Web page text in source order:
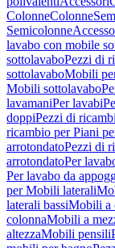
ColonneColonne
Semicolonne
lavabo con mobile
sottolavaboPezzi di
sottolavaboMobili
Mobili sottolavabo
lavamaniPer lavabi
doppiPezzi di
ricambio per Piani
arrotondatoPezzi di
arrotondatoPer
Per lavabo da
per Mobili laterali
laterali bassiMobili a
colonnaMobili a
altezzaMobili pensili